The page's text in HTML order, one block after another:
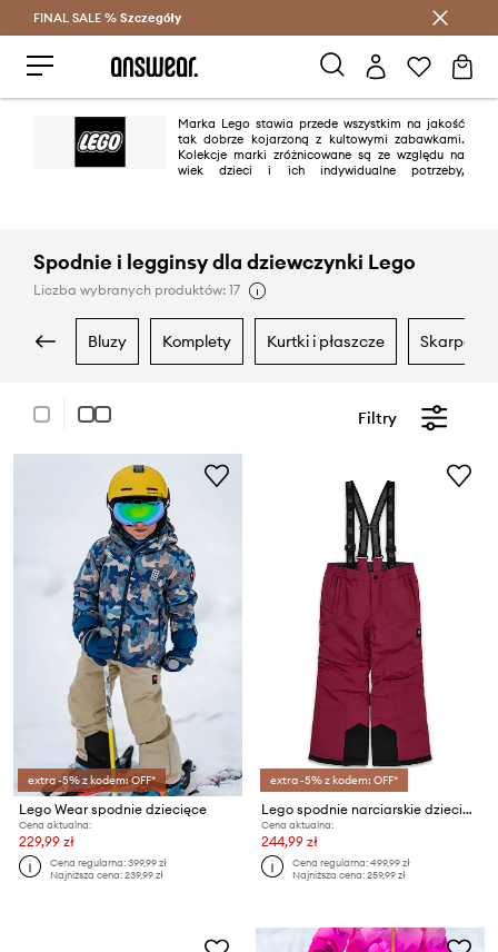
Oszczędzaj z Answear Club >
FINAL SALE % Szczegóły
Marka Lego stawia przede wszystkim na jakość
tak dobrze kojarzoną z kultowymi zabawkami.
Kolekcje marki zróżnicowane są ze względu na
wiek dzieci i ich indywidualne potrzeby,
Spodnie i legginsy dla dziewczynki Lego
Liczba wybranych produktów: 17
bluzy komplety kurtki i płaszcze skarpetki
Filtry
extra -5% z kodem: OFF*
Lego Wear spodnie dziecięce
Cena aktualna:
229,99 zł
Cena regularna:399,99 zł
Najniższa cena:239,99 zł
extra -5% z kodem: OFF*
Lego spodnie narciarskie dziecięce
Cena aktualna:
244,99 zł
Cena regularna:499,99 zł
Najniższa cena:259,99 zł